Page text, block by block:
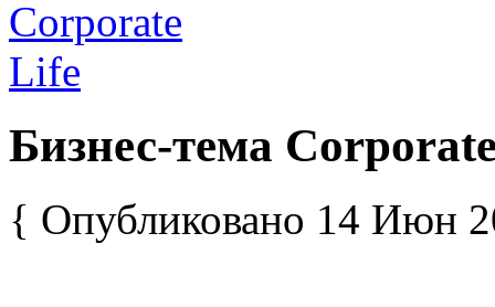
Бизнес-тема
{ Опубликовано 14 Июн